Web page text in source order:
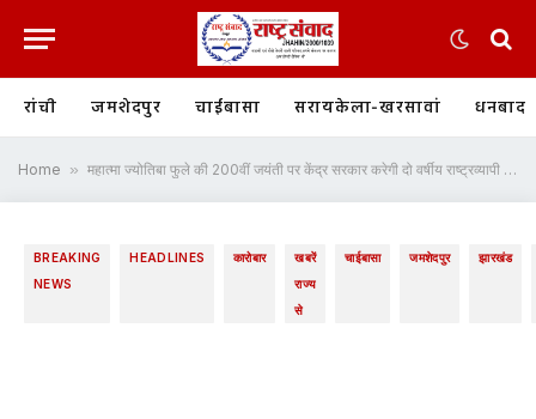
रांची जमशेदपुर चाईबासा सरायकेला-खरसावां धनबाद
Home » महात्मा ज्योतिबा फुले की 200वीं जयंती पर केंद्र सरकार करेगी दो वर्षीय राष्ट्रव्यापी स्मरणोत्सव का आयोजन, पीएम नरेन्द्र मोदी की अध्यक्षता वाली राष्ट्रीय समिति में विधायक पूर्णिमा साहू को मिली अहम जिम्मेदारी, संस्कृति मंत्रालय ने जारी की अधिसूचना
BREAKING
NEWS
HEADLINES कारोबार
खबरें
राज्य
से
चाईबासा जमशेदपुर झारखंड